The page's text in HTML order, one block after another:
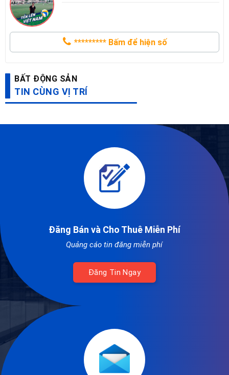
********* Bấm để hiện số
BẤT ĐỘNG SẢN
TIN CÙNG VỊ TRÍ
Đăng Bán và Cho Thuê Miễn Phí
Quảng cáo tin đăng miễn phí
Đăng Tin Ngay